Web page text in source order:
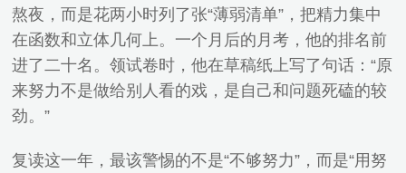
熬夜，而是花两小时列了张“薄弱清单”，把精力集中
在函数和立体几何上。一个月后的月考，他的排名前
进了二十名。领试卷时，他在草稿纸上写了句话：“原
来努力不是做给别人看的戏，是自己和问题死磕的较
劲。”
复读这一年，最该警惕的不是“不够努力”，而是“用努